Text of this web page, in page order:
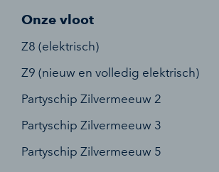
Onze vloot
Z8 (elektrisch)
Z9 (nieuw en volledig elektrisch)
Partyschip Zilvermeeuw 2
Partyschip Zilvermeeuw 3
Partyschip Zilvermeeuw 5